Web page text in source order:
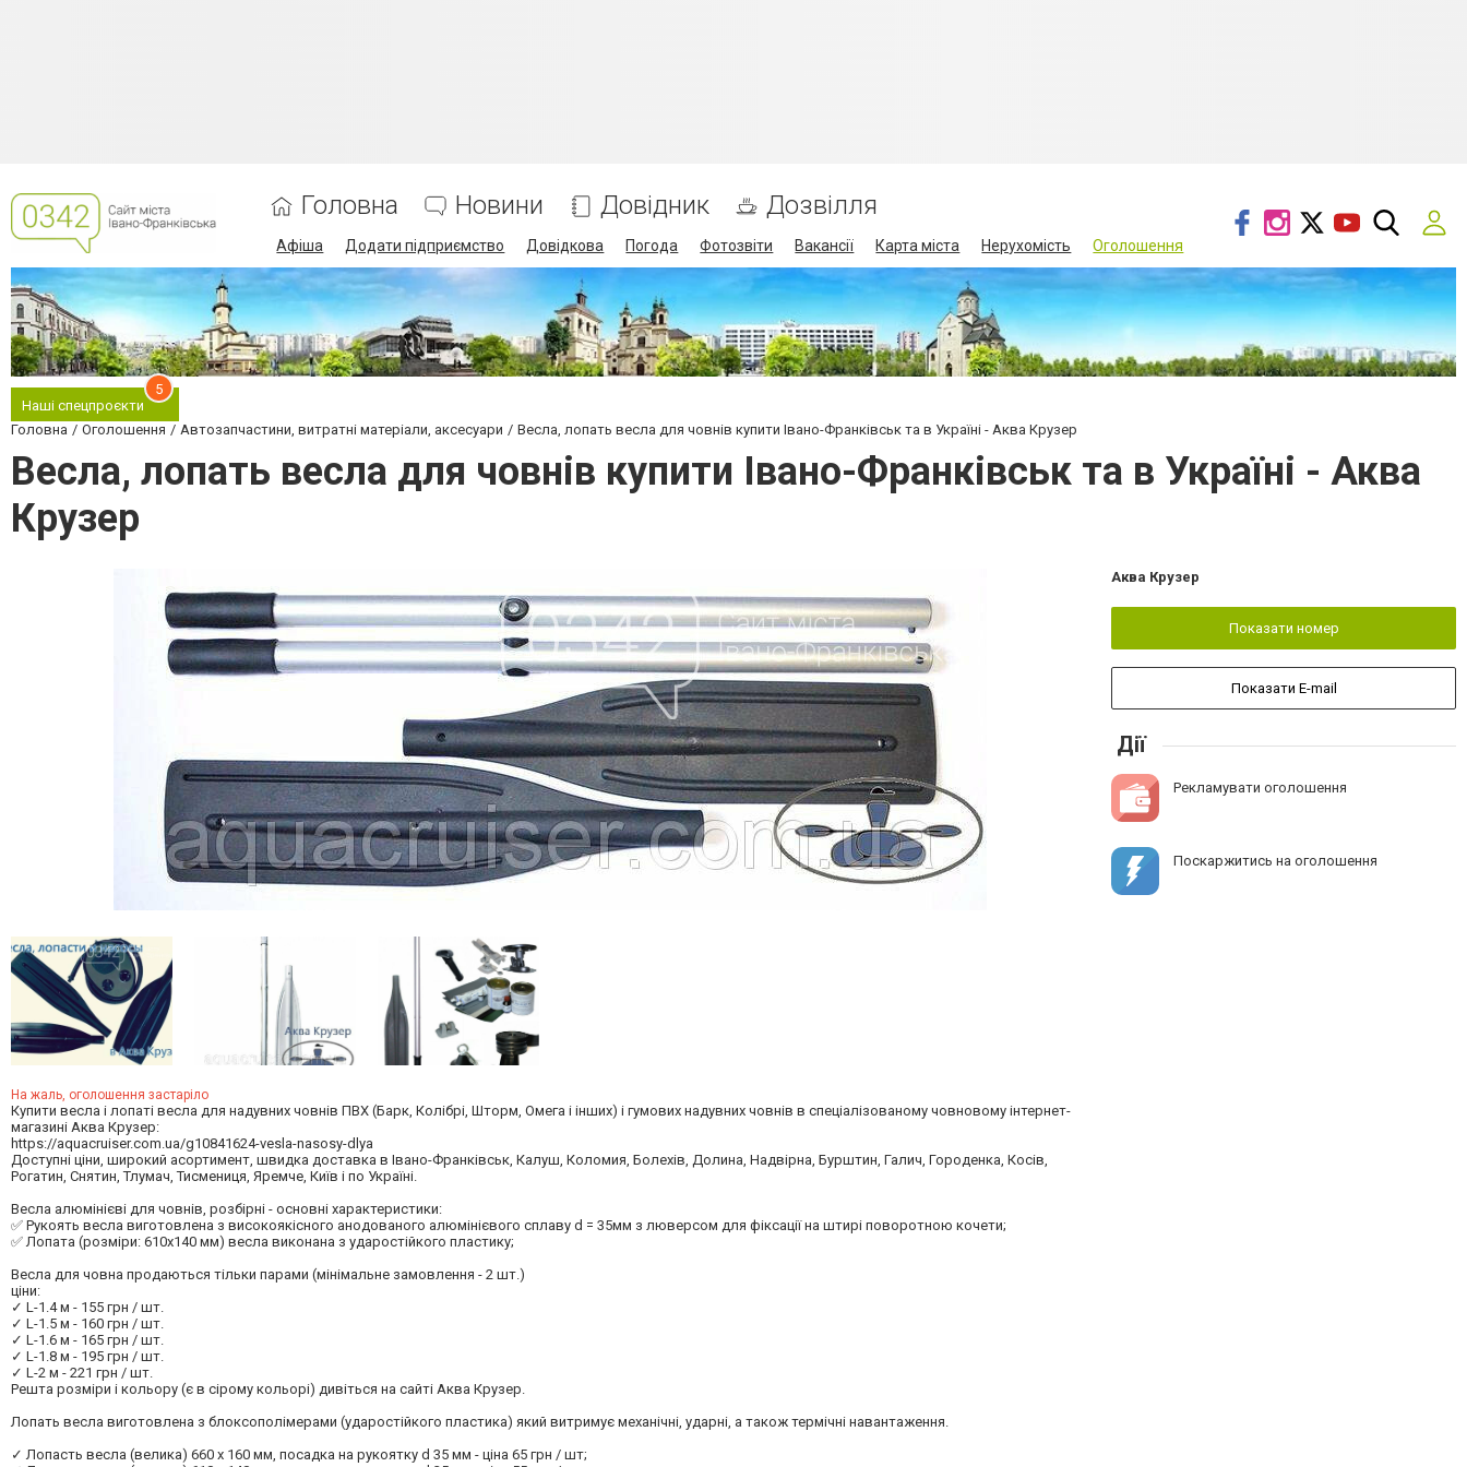
Головна Новини Довідник Дозвілля
Афіша Додати підприємство Довідкова Погода Фотозвіти Вакансії Карта міста Нерухомість Оголошення
Наші спецпроєкти
5
Головна Оголошення Автозапчастини, витратні матеріали, аксесуари Весла, лопать весла для човнів купити Івано-Франківськ та в Україні - Аква Крузер
Весла, лопать весла для човнів купити Івано-Франківськ та в Україні - Аква
Крузер
На жаль, оголошення застаріло
Купити весла і лопаті весла для надувних човнів ПВХ (Барк, Колібрі, Шторм, Омега і інших) і гумових надувних човнів в спеціалізованому човновому інтернет-
магазині Аква Крузер:
https://aquacruiser.com.ua/g10841624-vesla-nasosy-dlya
Доступні ціни, широкий асортимент, швидка доставка в Івано-Франківськ, Калуш, Коломия, Болехів, Долина, Надвірна, Бурштин, Галич, Городенка, Косів,
Рогатин, Снятин, Тлумач, Тисмениця, Яремче, Київ і по Україні.
Весла алюмінієві для човнів, розбірні - основні характеристики:
✅ Рукоять весла виготовлена ​​з високоякісного анодованого алюмінієвого сплаву d = 35мм з люверсом для фіксації на штирі поворотною кочети;
✅ Лопата (розміри: 610х140 мм) весла виконана з ударостійкого пластику;
Весла для човна продаються тільки парами (мінімальне замовлення - 2 шт.)
ціни:
✓ L-1.4 м - 155 грн / шт.
✓ L-1.5 м - 160 грн / шт.
✓ L-1.6 м - 165 грн / шт.
✓ L-1.8 м - 195 грн / шт.
✓ L-2 м - 221 грн / шт.
Решта розміри і кольору (є в сірому кольорі) дивіться на сайті Аква Крузер.
Лопать весла виготовлена ​​з блоксополімерами (ударостійкого пластика) який витримує механічні, ударні, а також термічні навантаження.
✓ Лопасть весла (велика) 660 х 160 мм, посадка на рукоятку d 35 мм - ціна 65 грн / шт;
Аква Крузер
Показати номер
Показати E-mail
Дії
Рекламувати оголошення
Поскаржитись на оголошення